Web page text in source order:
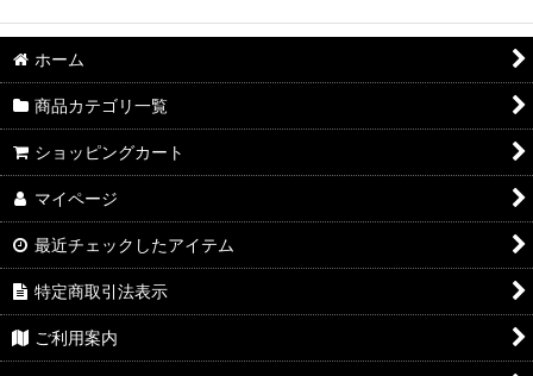
ホーム
商品カテゴリ一覧
ショッピングカート
マイページ
最近チェックしたアイテム
特定商取引法表示
ご利用案内